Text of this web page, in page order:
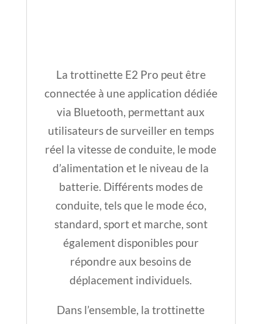
standard, sport et marche, sont
également disponibles pour
répondre aux besoins de
déplacement individuels.
Dans l’ensemble, la trottinette
recherchent une solution de
déplacement pratique, confortable
et sécurisée pour leurs
déplacements quotidiens.